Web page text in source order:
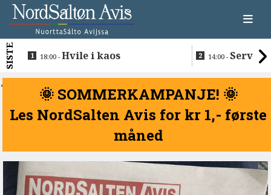
SISTE 18:00 -Hvile i kaos 14:00 -
beboerne
<
🌞 SOMMERKAMPANJE! 🌞
Les NordSalten Avis for kr 1,- første
måned